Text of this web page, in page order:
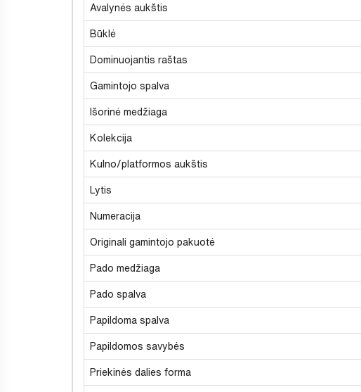
Avalynės aukštis
Būklė
Dominuojantis raštas
Gamintojo spalva
Išorinė medžiaga
Kolekcija
Kulno/platformos aukštis
Lytis
Numeracija
Originali gamintojo pakuotė
Pado medžiaga
Pado spalva
Papildoma spalva
Papildomos savybės
Priekinės dalies forma